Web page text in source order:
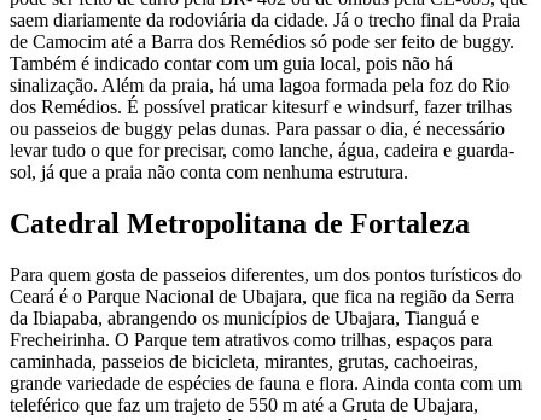
saem diariamente da rodoviária da cidade. Já o trecho final da Praia
de Camocim até a Barra dos Remédios só pode ser feito de buggy.
Também é indicado contar com um guia local, pois não há
sinalização. Além da praia, há uma lagoa formada pela foz do Rio
dos Remédios. É possível praticar kitesurf e windsurf, fazer trilhas
ou passeios de buggy pelas dunas. Para passar o dia, é necessário
levar tudo o que for precisar, como lanche, água, cadeira e guarda-
sol, já que a praia não conta com nenhuma estrutura.
Catedral Metropolitana de Fortaleza
Para quem gosta de passeios diferentes, um dos pontos turísticos do
Ceará é o Parque Nacional de Ubajara, que fica na região da Serra
da Ibiapaba, abrangendo os municípios de Ubajara, Tianguá e
Frecheirinha. O Parque tem atrativos como trilhas, espaços para
caminhada, passeios de bicicleta, mirantes, grutas, cachoeiras,
grande variedade de espécies de fauna e flora. Ainda conta com um
teleférico que faz um trajeto de 550 m até a Gruta de Ubajara,